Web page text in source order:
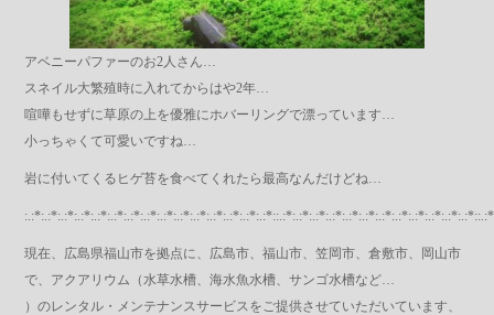
アベニーパファーのお2人さん…
スネイル大繁殖時に入れてからはや2年…
喧嘩もせずに草原の上を優雅にホバーリングで漂っています…
小っちゃくて可愛いですね…
岩に付いてくるヒゲ苔を食べてくれたら最高なんだけどね…
現在、広島県福山市を拠点に、広島市、福山市、笠岡市、倉敷市、岡山市
で、アクアリウム（水草水槽、海水魚水槽、サンゴ水槽など…
）のレンタル・メンテナンスサービスをご提供させていただいています、